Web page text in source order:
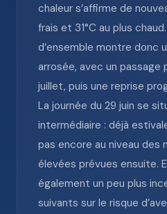
chaleur s’affirme de
frais et 31°C au plus
d’ensemble montre donc
arrosée, avec un passage
juillet, puis une reprise
La journée du 29 juin se
intermédiaire : déjà
pas encore au niveau des
élevées prévues ensuite.
également un peu plus
suivants sur le risque